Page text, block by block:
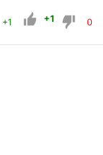
+1 +1 0